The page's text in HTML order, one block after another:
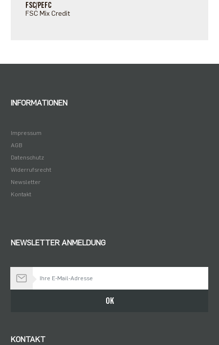
FSC/PEFC
FSC Mix Credit
INFORMATIONEN
Impressum
AGB
Datenschutz
Widerrufsrecht
Newsletter
Kontakt
NEWSLETTER ANMELDUNG
OK
KONTAKT